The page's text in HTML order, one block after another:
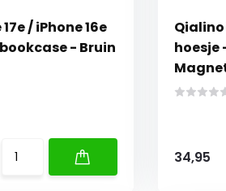
/ iPhone 16e
- Bruin
Qialino
hoesje
34,95